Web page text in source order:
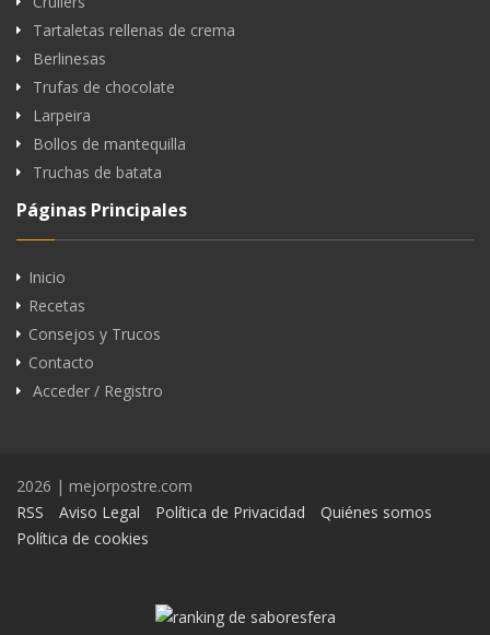
Tartaletas rellenas de crema
Berlinesas
Trufas de chocolate
Larpeira
Bollos de mantequilla
Truchas de batata
Páginas Principales
Inicio
Recetas
Consejos y Trucos
Contacto
Acceder / Registro
2026 | mejorpostre.com
RSS
Aviso Legal Política de Privacidad
Quiénes somos
Política de cookies